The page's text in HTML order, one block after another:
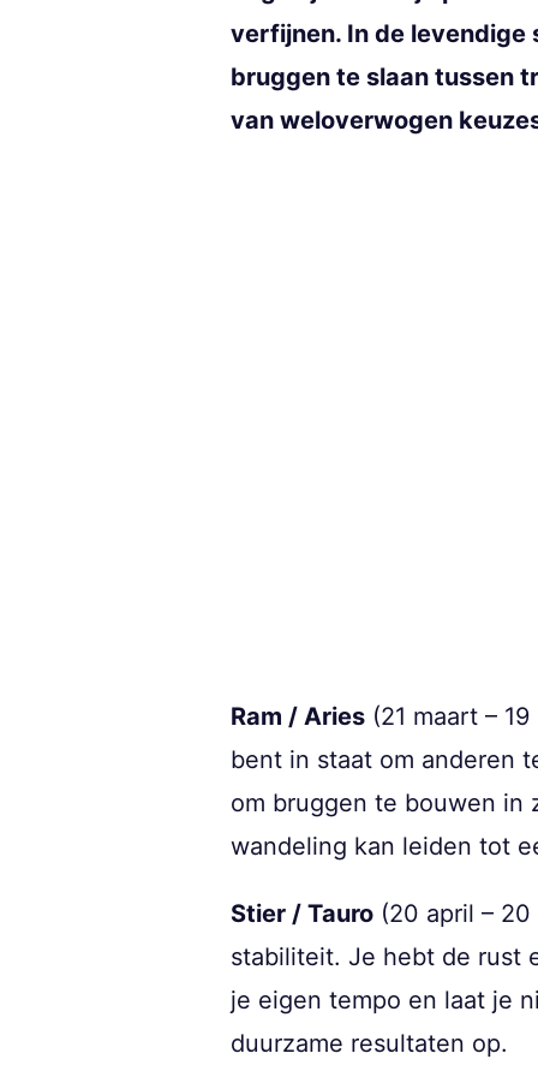
verfijnen. In de levendige
bruggen te slaan tussen
van weloverwogen
Ram / Aries (21 maart –
bent in staat om anderen
om bruggen te bouwen in
wandeling kan leiden tot
Stier / Tauro (20 april –
stabiliteit. Je hebt de rust
je eigen tempo en laat je
duurzame resultaten op.